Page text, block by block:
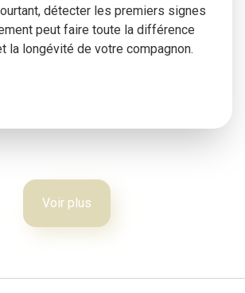
détecter les premiers signes
peut faire toute la différence
la longévité de votre compagnon.
Voir plus